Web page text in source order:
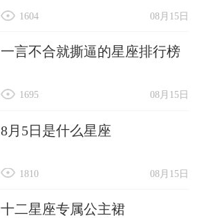
08月15日
1604
一言不合就撕逼的星座排行榜
08月15日
1695
8月5日是什么星座
08月15日
1810
十二星座专属公主裙